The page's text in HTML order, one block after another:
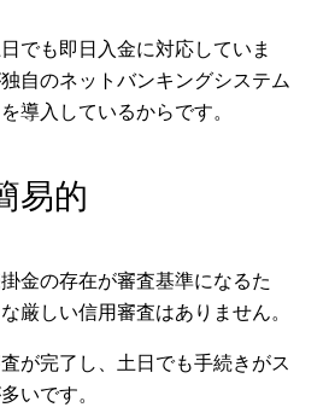
でも即日入金に対応していま
自のネットバンキングシステム
導入しているからです。
易的
金の存在が審査基準になるた
厳しい信用審査はありません。
が完了し、土日でも手続きがス
いです。